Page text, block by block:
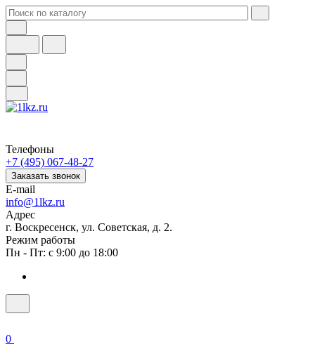
Телефоны
+7 (495) 067-48-27
Заказать звонок
E-mail
info@1lkz.ru
Адрес
г. Воскресенск, ул. Советская, д. 2.
Режим работы
Пн - Пт: с 9:00 до 18:00
0